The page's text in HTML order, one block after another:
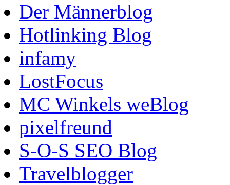
Der Männerblog
Hotlinking Blog
infamy
LostFocus
MC Winkels weBlog
pixelfreund
S-O-S SEO Blog
Travelblogger